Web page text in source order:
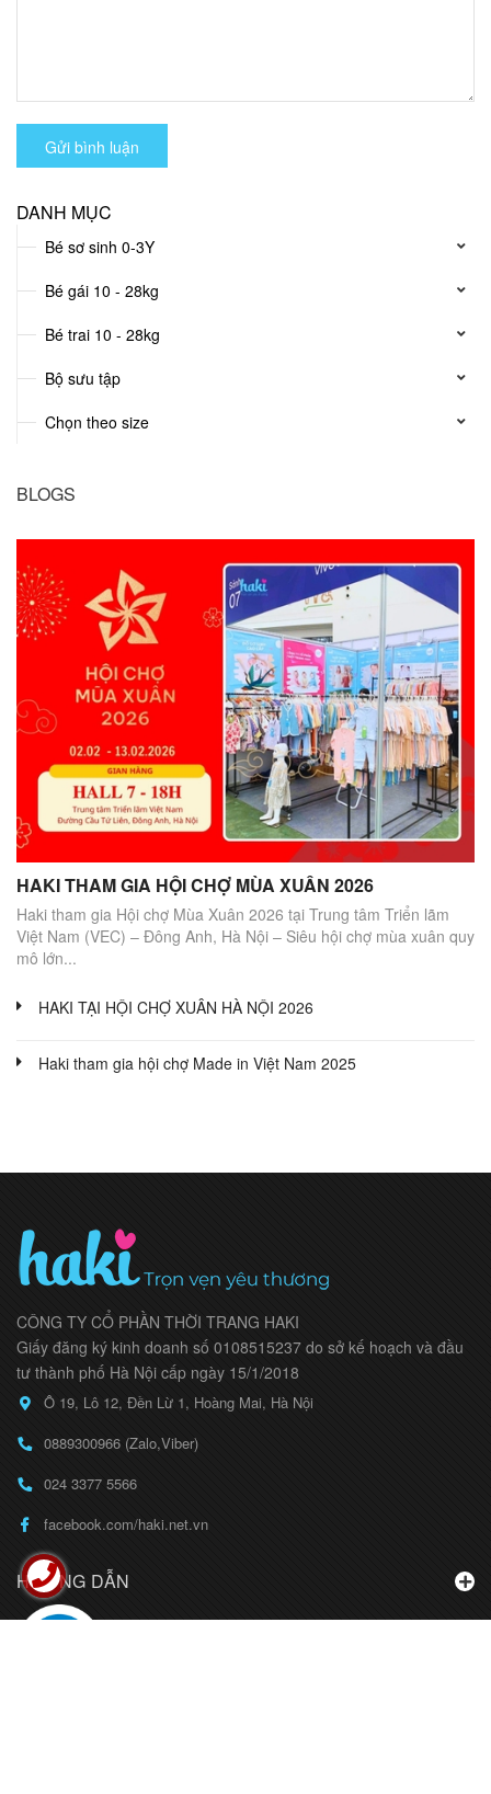
DANH MỤC
Bé sơ sinh 0-3Y
Bé gái 10 - 28kg
Bé trai 10 - 28kg
Bộ sưu tập
Chọn theo size
BLOGS
HAKI THAM GIA HỘI CHỢ MÙA XUÂN 2026
Haki tham gia Hội chợ Mùa Xuân 2026 tại Trung tâm Triển lãm
Việt Nam (VEC) – Đông Anh, Hà Nội – Siêu hội chợ mùa xuân quy
mô lớn...
HAKI TẠI HỘI CHỢ XUÂN HÀ NỘI 2026
Haki tham gia hội chợ Made in Việt Nam 2025
Gửi bình luận
CÔNG TY CỔ PHẦN THỜI TRANG HAKI
Giấy đăng ký kinh doanh số 0108515237 do sở kế hoạch và đầu
tư thành phố Hà Nội cấp ngày 15/1/2018
Ô 19, Lô 12, Đền Lừ 1, Hoàng Mai, Hà Nội
0889300966 (Zalo,Viber)
024 3377 5566
facebook.com/haki.net.vn
HƯỚNG DẪN